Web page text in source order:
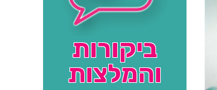
ביקורות
והמלצות